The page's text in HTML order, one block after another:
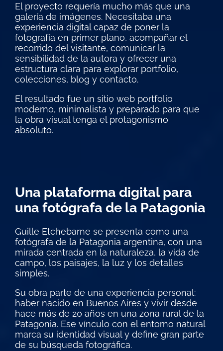
El proyecto requería mucho más que una
galería de imágenes. Necesitaba una
experiencia digital capaz de poner la
fotografía en primer plano, acompañar el
recorrido del visitante, comunicar la
sensibilidad de la autora y ofrecer una
estructura clara para explorar portfolio,
colecciones, blog y contacto.
El resultado fue un sitio web portfolio
moderno, minimalista y preparado para que
la obra visual tenga el protagonismo
absoluto.
Una plataforma digital para
una fotógrafa de la Patagonia
Guille Etchebarne se presenta como una
fotógrafa de la Patagonia argentina, con una
mirada centrada en la naturaleza, la vida de
campo, los paisajes, la luz y los detalles
simples.
Su obra parte de una experiencia personal:
haber nacido en Buenos Aires y vivir desde
hace más de 20 años en una zona rural de la
Patagonia. Ese vínculo con el entorno natural
marca su identidad visual y define gran parte
de su búsqueda fotográfica.